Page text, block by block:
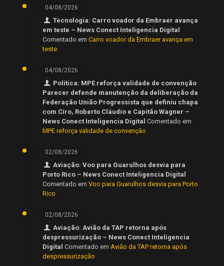
04/08/2026
Tecnologia: Carro voador da Embraer avança
em teste – News Conect Inteligencia Digital
Comentado em Carro voador da Embraer avança em
teste
04/08/2026
Política: MPE reforça validade de convenção
Parecer defende manutenção da deliberação da
Federação União Progressista que definiu chapa
com Ciro, Roberto Cláudio e Capitão Wagner –
News Conect Inteligencia Digital Comentado em
MPE reforça validade de convenção
02/08/2026
Aviação: Voo para Guarulhos desvia para
Porto Rico – News Conect Inteligencia Digital
Comentado em Voo para Guarulhos desvia para Porto
Rico
02/08/2026
Aviação: Avião da TAP retorna após
despressurização – News Conect Inteligencia
Digital Comentado em Avião da TAP retorna após
despressurização